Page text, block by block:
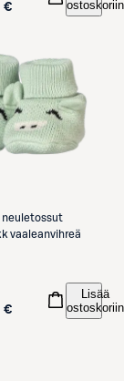
€
ostoskoriin
neuletossut
vaaleanvihreä
€
Lisää
ostoskoriin